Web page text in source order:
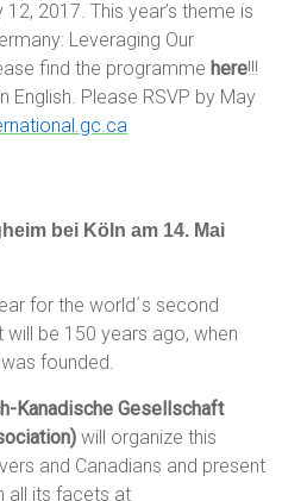
2017. This year’s theme is
Leveraging Our
find the programme here!!!
English. Please RSVP by May
bei Köln am 14. Mai
for the world´s second
be 150 years ago, when
founded.
Kanadische Gesellschaft
will organize this
and Canadians and present
all its facets at